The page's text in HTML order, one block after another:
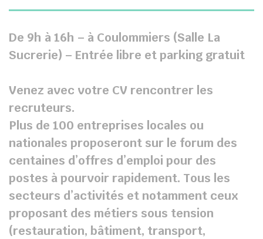
De 9h à 16h – à Coulommiers (Salle La
Sucrerie) – Entrée libre et parking gratuit
Venez avec votre CV rencontrer les
recruteurs.
Plus de 100 entreprises locales ou
nationales proposeront sur le forum des
centaines d’offres d’emploi pour des
postes à pourvoir rapidement. Tous les
secteurs d’activités et notamment ceux
proposant des métiers sous tension
(restauration, bâtiment, transport,